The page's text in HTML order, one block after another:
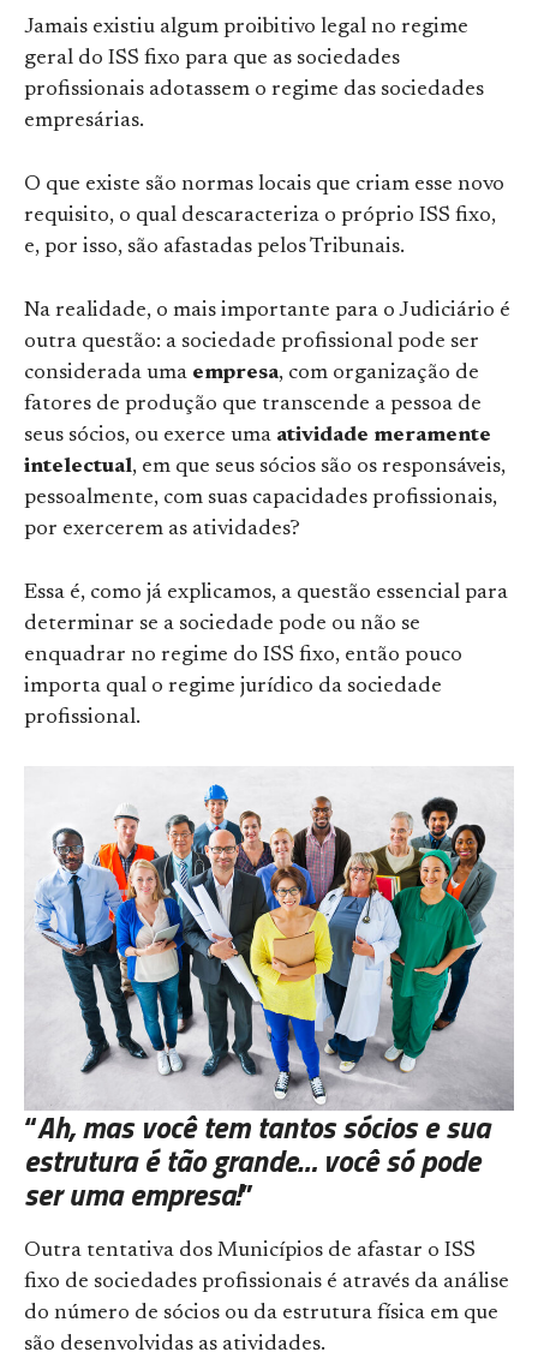
Jamais existiu algum proibitivo legal no regime
geral do ISS fixo para que as sociedades
profissionais adotassem o regime das sociedades
empresárias.
O que existe são normas locais que criam esse novo
requisito, o qual descaracteriza o próprio ISS fixo,
e, por isso, são afastadas pelos Tribunais.
Na realidade, o mais importante para o Judiciário é
outra questão: a sociedade profissional pode ser
considerada uma empresa, com organização de
fatores de produção que transcende a pessoa de
seus sócios, ou exerce uma atividade meramente
intelectual, em que seus sócios são os responsáveis,
pessoalmente, com suas capacidades profissionais,
por exercerem as atividades?
Essa é, como já explicamos, a questão essencial para
determinar se a sociedade pode ou não se
enquadrar no regime do ISS fixo, então pouco
importa qual o regime jurídico da sociedade
profissional.
“Ah, mas você tem tantos sócios e sua
estrutura é tão grande… você só pode
ser uma empresa!”
Outra tentativa dos Municípios de afastar o ISS
fixo de sociedades profissionais é através da análise
do número de sócios ou da estrutura física em que
são desenvolvidas as atividades.